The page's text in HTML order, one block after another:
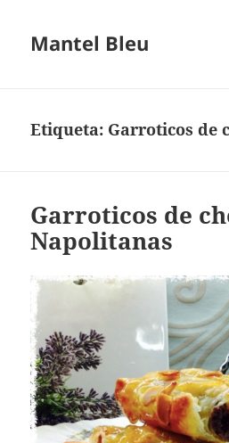
Mantel Bleu
Etiqueta: Garroticos de
Garroticos de
Napolitanas